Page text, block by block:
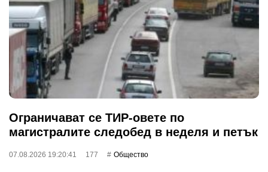
Ограничават се ТИР-овете по
магистралите следобед в неделя и петък
07.08.2026 19:20:41 177 Общество